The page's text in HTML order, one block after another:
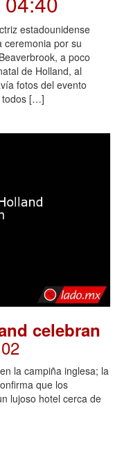
estadounidense
ceremonia por su
a poco
de Holland, al
fotos del evento
todos […]
celebran
la campiña inglesa; la
que los
lujoso hotel cerca de